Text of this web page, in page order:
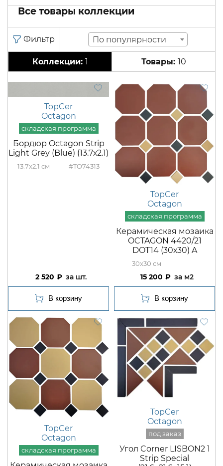
Все товары коллекции
По популярности
1 10
TopCer
Octagon
Бордюр Octagon Strip
Light Grey (Blue) (13.7х2.1)
13.7x2.1 #TO74313
2 520 шт.
TopCer
Octagon
Керамическая мозаика
OCTAGON 4420/21
DOT14 (30х30) A
30x30
15 200 м2
TopCer
Octagon
TopCer
Octagon
Угол Corner LISBON2 1
Strip Special